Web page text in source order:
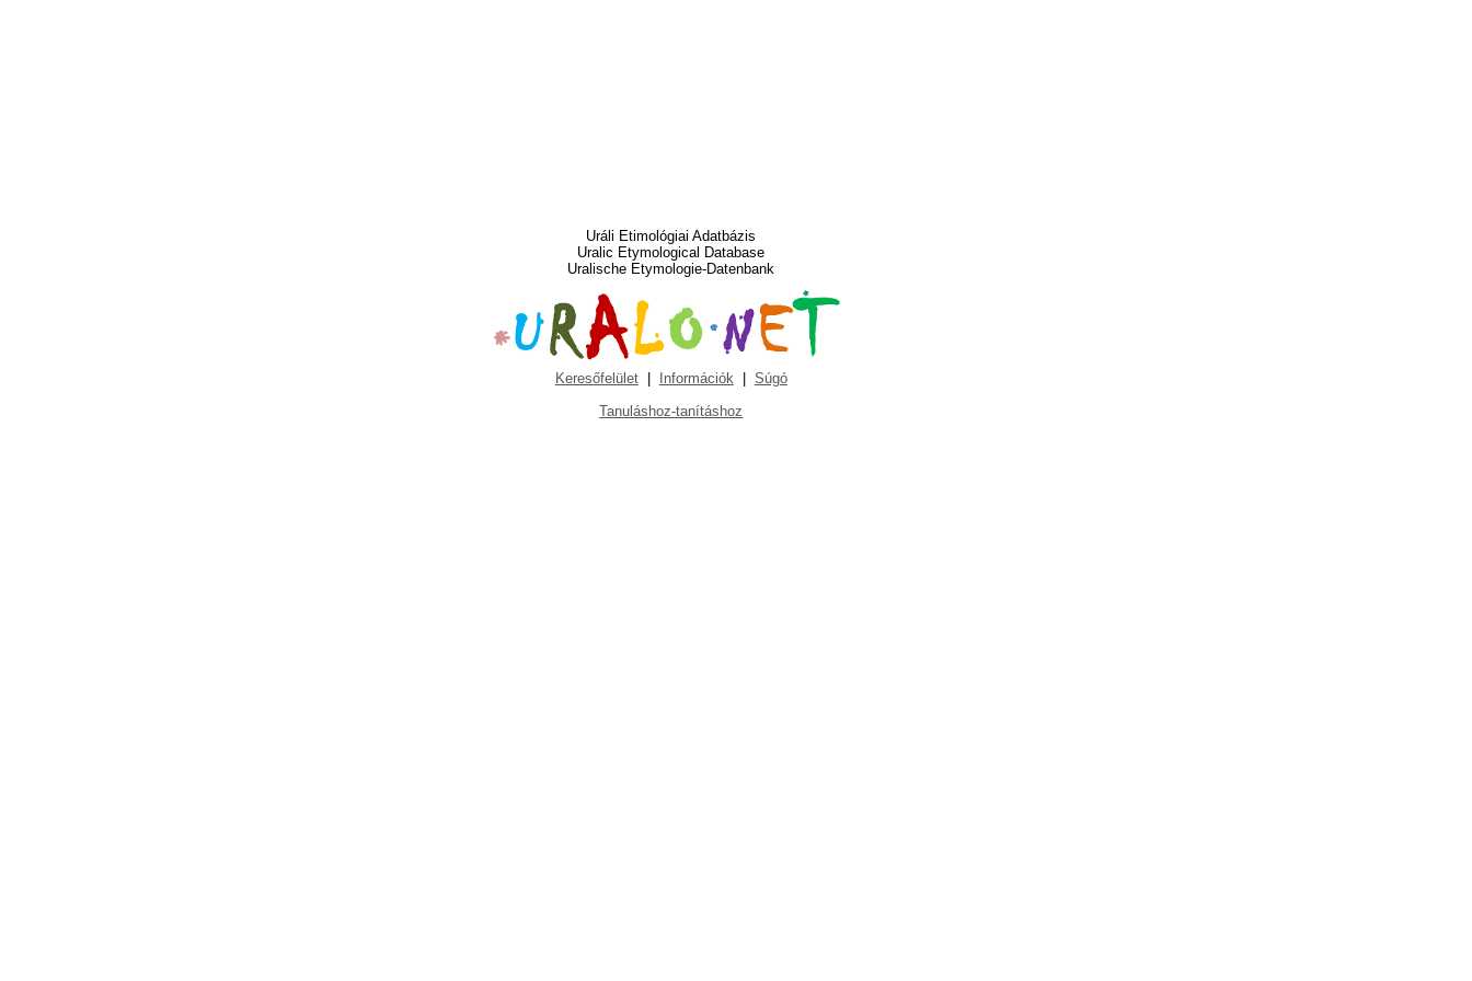
Uráli Etimológiai Adatbázis
Uralic Etymological Database
Uralische Etymologie-Datenbank
Keresőfelület| Információk| Súgó
Tanuláshoz-tanításhoz